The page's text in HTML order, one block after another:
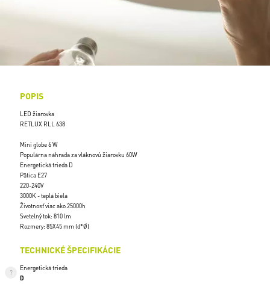
POPIS
LED žiarovka
RETLUX RLL 638
Mini globe 6 W
Populárna náhrada za vláknovú žiarovku 60W
Energetická trieda D
Pätica E27
220-240V
3000K - teplá biela
Životnosť viac ako 25000h
Svetelný tok: 810 lm
Rozmery: 85X45 mm (d*Ø)
TECHNICKÉ ŠPECIFIKÁCIE
Energetická trieda
D